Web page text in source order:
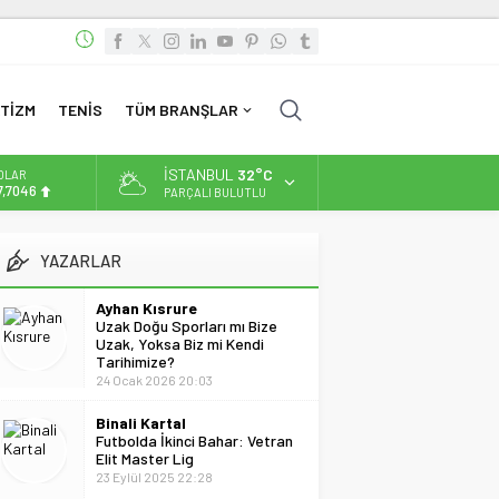
TENİS TÜM BRANŞLAR
İSTANBUL 32°C
PARÇALI BULUTLU
YAZARLAR
Ayhan Kısrure
Uzak Doğu Sporları mı Bize
Uzak, Yoksa Biz mi Kendi
Tarihimize?
24 Ocak 2026 20:03
Binali Kartal
Futbolda İkinci Bahar: Vetran
Elit Master Lig
23 Eylül 2025 22:28